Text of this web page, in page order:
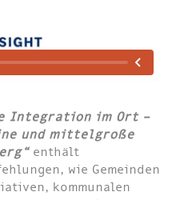
Integration im Ort –
und mittelgroße
enthält
wie Gemeinden
kommunalen